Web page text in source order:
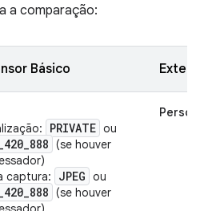
a comparação:
Básico
PRIVATE ou
420_888 (se houver
captura:
JPEG ou
420_888 (se houver